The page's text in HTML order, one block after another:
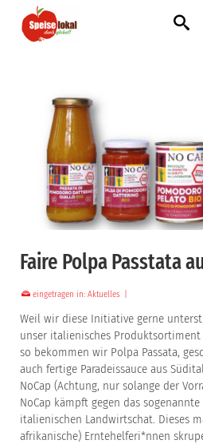
Faire Polpa Passtata
eingetragen in: Aktuelles
Weil wir diese Initiative gerne
unser italienisches
so bekommen wir Polpa Passata,
auch fertige Paradeissauce aus
NoCap (Achtung, nur solange der
NoCap kämpft gegen das
italienischen Landwirtschat. Dieses
afrikanische) Erntehelferi*nnen